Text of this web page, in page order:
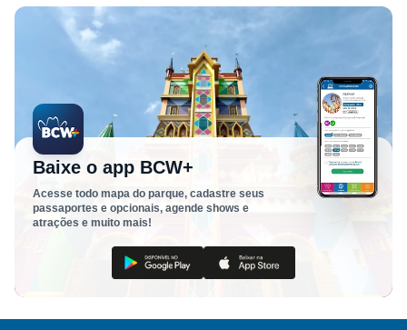
Baixe o app BCW+
Acesse todo mapa do parque, cadastre seus
passaportes e opcionais, agende shows e
atrações e muito mais!